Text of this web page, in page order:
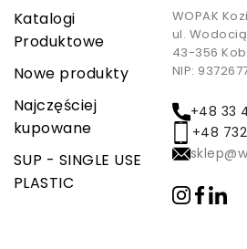
WOPAK
ul.
43-356
NIP:
+48 33
+48
Katalogi
Produktowe
Nowe produkty
Najczęściej
kupowane
SUP - SINGLE USE
PLASTIC